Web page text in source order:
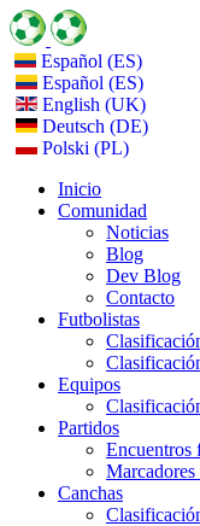
Español (ES)
Español (ES)
English (UK)
Deutsch (DE)
Polski (PL)
Inicio
Comunidad
Noticias
Blog
Dev Blog
Contacto
Futbolistas
Equipos
Partidos
Encuentros
Marcadores
Canchas